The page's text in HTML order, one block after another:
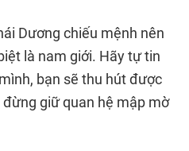
Dương chiếu mệnh nên
là nam giới. Hãy tự tin
bạn sẽ thu hút được
giữ quan hệ mập mờ